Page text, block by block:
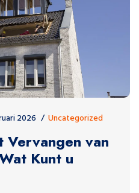
2026 Uncategorized
Vervangen van
Kunt u